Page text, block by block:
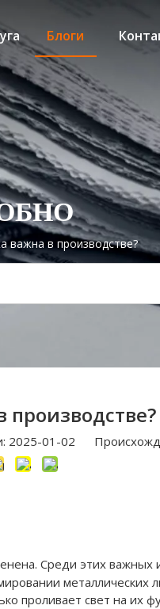
Блоги
важна в производстве?
2025-01-02
Среди этих важных
металлических
проливает свет на их